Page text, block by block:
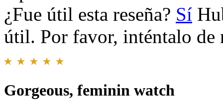
¿Fue útil esta reseña? Sí
útil. Por favor, inténtalo de
Gorgeous, feminin watch